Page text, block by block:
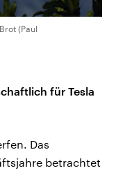
(Paul
für Tesla
Das
betrachtet